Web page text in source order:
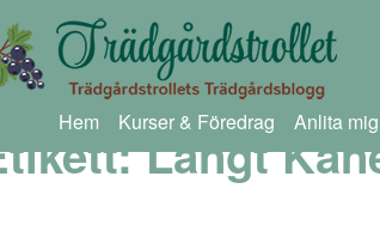
Hem Kurser & Föredrag Anlita mig
Långt